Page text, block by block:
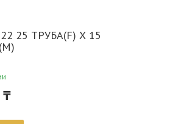
25 ТРУБА(F) Х 15
₸